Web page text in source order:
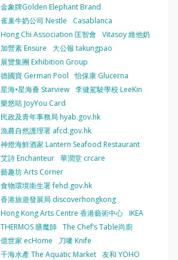
金象牌Golden Elephant Brand
雀巢牛奶公司 Nestle
Casablanca
Hong Chi Association 匡智會
Vitasoy 維他奶
加營素 Ensure
大公報 takungpao
展覽集團 Exhibition Group
德國寶 German Pool
怡保康 Glucerna
星海•星海薈 Starview 李健駕駛學校 LeeKin
樂悠咭 JoyYou Card
民政及青年事務局 hyab.gov.hk
漁農自然護理署 afcd.gov.hk
神燈海鮮酒家 Lantern Seafood Restaurant
艾詩 Enchanteur 華潤堂 crcare
藝趣坊 Arts Corner
食物環境衛生署 fehd.gov.hk
香港旅遊發展局 discoverhongkong
Hong Kong Arts Centre 香港藝術中心 IKEA
THERMOS 膳魔師 The Chef’s Table尚廚
億世家 ecHome
刀嘜 Knife
千海水產 The Aquatic Market 友和 YOHO